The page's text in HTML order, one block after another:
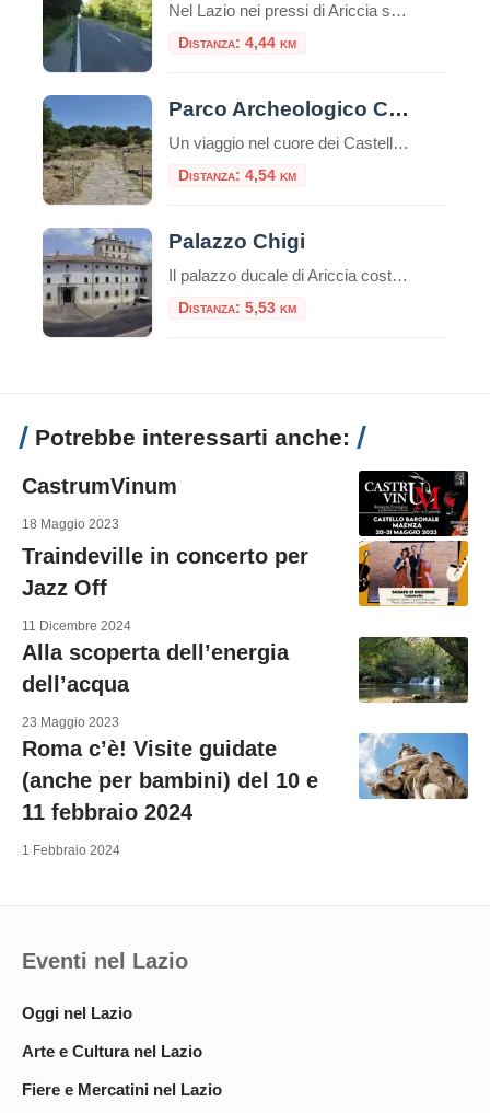
Nel Lazio nei pressi di Ariccia sui Castelli Romani esiste una strada magica, la “Salita Stregata” o “Salita del Diavolo“: lungo una salita rettilinea, ogni cosa lasciata libera sul suolo, invece di scendere inizia a salire! La strada si trova precisamente al Km. 11,600 della Strada Statale 218, a pochi passi da Roma. Questo insolito […]
Distanza: 4,44 km
Parco Archeologico Culturale di Tuscolo
Un viaggio nel cuore dei Castelli Romani, tra storia, natura e panorami Il Parco Archeologico Culturale di Tuscolo si trova nel comune di Monte Porzio Catone, nel cuore dei Castelli Romani, a circa 25 km da Roma. La zona è facilmente raggiungibile in auto o con una combinazione di treno e navetta. Breve storia Tusculum […]
Distanza: 4,54 km
Palazzo Chigi
Il palazzo ducale di Ariccia costituisce un esempio unico di dimora barocca rimasta inalterata nel suo contesto ambientale e nel suo arredamento originario, a documentare il fasto di una delle più grandi casate papali italiane: i Chigi, già proprie
Distanza: 5,53 km
Potrebbe interessarti anche:
CastrumVinum
18 Maggio 2023
Traindeville in concerto per
Jazz Off
11 Dicembre 2024
Alla scoperta dell’energia
dell’acqua
23 Maggio 2023
Roma c’è! Visite guidate
(anche per bambini) del 10 e
11 febbraio 2024
1 Febbraio 2024
Eventi nel Lazio
Oggi nel Lazio
Arte e Cultura nel Lazio
Fiere e Mercatini nel Lazio